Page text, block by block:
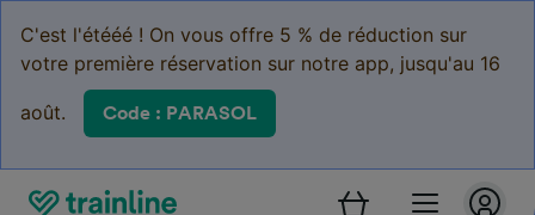
C'est l'étééé ! On vous offre 5 % de réduction sur
votre première réservation sur notre app, jusqu'au 16
août. Code : PARASOL